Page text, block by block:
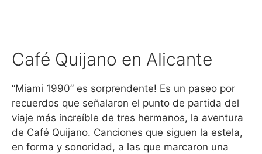
Café Quijano en Alicante
“Miami 1990” es sorprendente! Es un paseo por
recuerdos que señalaron el punto de partida del
viaje más increíble de tres hermanos, la aventura
de Café Quijano. Canciones que siguen la estela,
en forma y sonoridad, a las que marcaron una